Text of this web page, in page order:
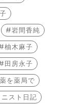
岩間香純
柚木麻子
田房永子
を薬局で
スト日記